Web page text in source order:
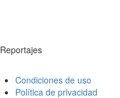
Reportajes
Condiciones de uso
Política de privacidad